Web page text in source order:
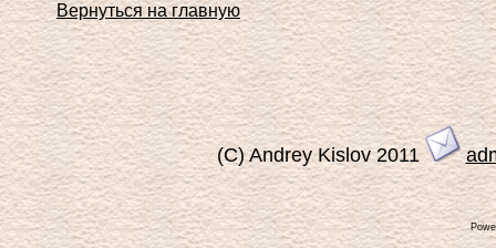
Вернуться на главную
(C) Andrey Kislov 2011